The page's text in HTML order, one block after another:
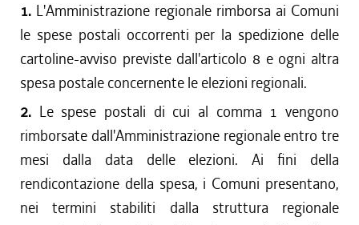
1. L'Amministrazione regionale rimborsa ai Comuni
le spese postali occorrenti per la spedizione delle
cartoline-avviso previste dall'articolo 8 e ogni altra
spesa postale concernente le elezioni regionali.
2. Le spese postali di cui al comma 1 vengono
rimborsate dall'Amministrazione regionale entro tre
mesi dalla data delle elezioni. Ai fini della
rendicontazione della spesa, i Comuni presentano,
nei termini stabiliti dalla struttura regionale